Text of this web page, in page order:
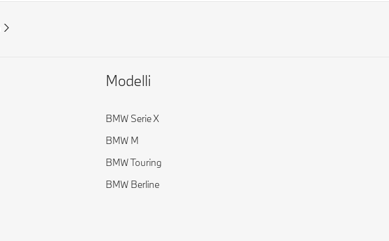
Modelli
BMW Serie X
BMW M
BMW Touring
BMW Berline